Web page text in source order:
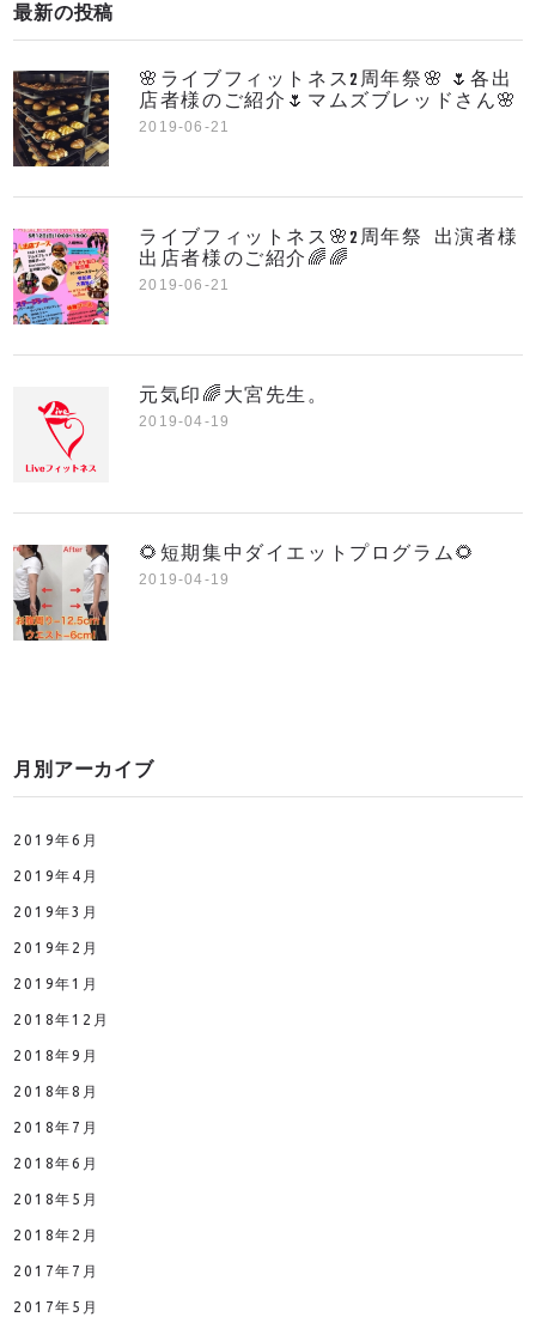
最新の投稿
🌸ライブフィットネス2周年祭🌸 🌷各出
店者様のご紹介🌷マムズブレッドさん🌸
2019-06-21
ライブフィットネス🌸2周年祭 出演者様
出店者様のご紹介🌈🌈
2019-06-21
元気印🌈大宮先生。
2019-04-19
🌻短期集中ダイエットプログラム🌻
2019-04-19
月別アーカイブ
2019年6月
2019年4月
2019年3月
2019年2月
2019年1月
2018年12月
2018年9月
2018年8月
2018年7月
2018年6月
2018年5月
2018年2月
2017年7月
2017年5月